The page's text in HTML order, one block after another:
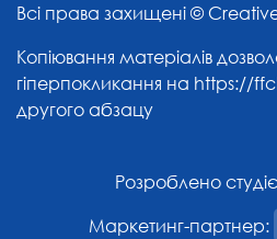
Всі права захищені ©
Копіювання матеріалів
гіперпокликання на https://
другого абзацу
Розроблено
Маркетинг-партнер: